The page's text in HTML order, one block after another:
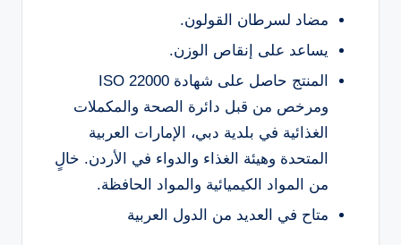
مضاد لسرطان القولون.
يساعد على إنقاص الوزن.
المنتج حاصل على شهادة ISO 22000
ومرخص من قبل دائرة الصحة والمكملات
الغذائية في بلدية دبي، الإمارات العربية
المتحدة وهيئة الغذاء والدواء في الأردن. خالٍ
من المواد الكيميائية والمواد الحافظة.
متاح في العديد من الدول العربية